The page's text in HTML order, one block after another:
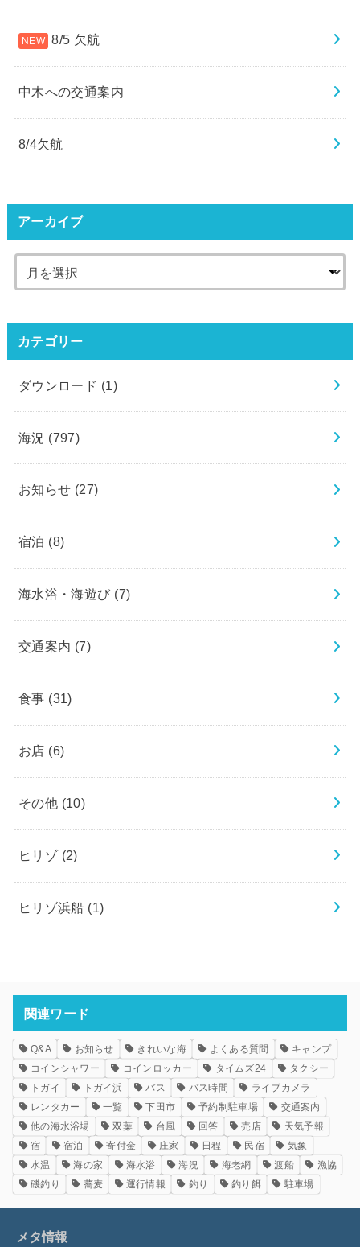
8/5 欠航
中木への交通案内
8/4欠航
アーカイブ
カテゴリー
ダウンロード (1)
海況 (797)
お知らせ (27)
宿泊 (8)
海水浴・海遊び (7)
交通案内 (7)
食事 (31)
お店 (6)
その他 (10)
ヒリゾ (2)
ヒリゾ浜船 (1)
関連ワード
Q&A お知らせ きれいな海 よくある質問
キャンプ
コインシャワー
コインロッカー タイムズ24
タクシー
トガイ
トガイ浜 バス バス時間
ライブカメラ
レンタカー
一覧 下田市 予約制駐車場
交通案内
他の海水浴場
双葉 台風 回答 売店
天気予報
宿
宿泊 寄付金 庄家 日程 民宿
気象
水温
海の家 海水浴 海況 海老網 渡船
漁協
磯釣り
蕎麦 運行情報 釣り 釣り餌 駐車場
メタ情報